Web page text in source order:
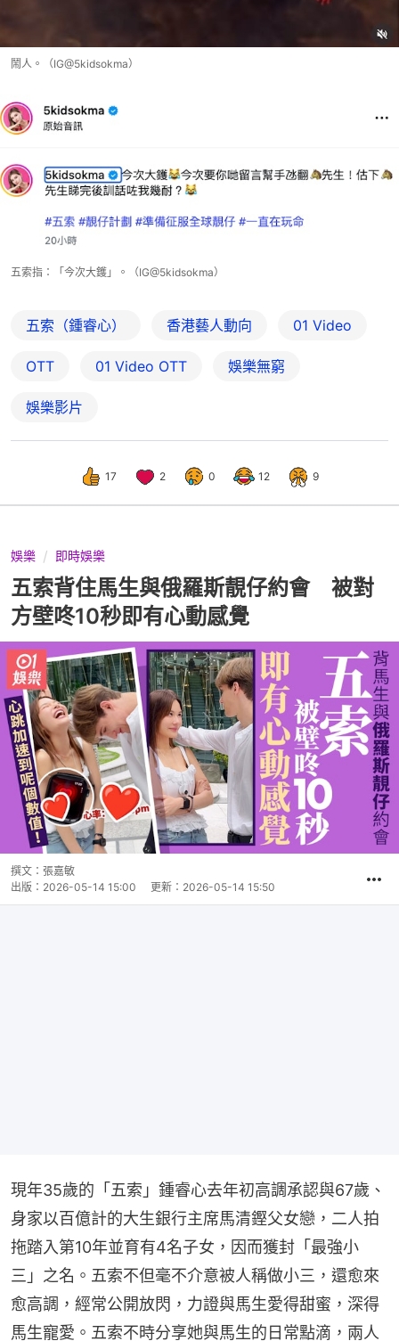
鬧人。（IG@5kidsokma）
五索指：「今次大鑊」。（IG@5kidsokma）
五索（鍾睿心） 香港藝人動向 01 Video
OTT 01‌ ‌Video‌ ‌OTT 娛樂無窮
娛樂影片
17 2 0 12 9
娛樂 即時娛樂
五索背住馬生與俄羅斯靚仔約會 被對
方壁咚10秒即有心動感覺
撰文： 張嘉敏
出版： 2026-05-14 15:00 更新： 2026-05-14 15:50
現年35歲的「五索」鍾睿心去年初高調承認與67歲、
身家以百億計的大生銀行主席馬清鏗父女戀，二人拍
拖踏入第10年並育有4名子女，因而獲封「最強小
三」之名。五索不但毫不介意被人稱做小三，還愈來
愈高調，經常公開放閃，力證與馬生愛得甜蜜，深得
馬生寵愛。五索不時分享她與馬生的日常點滴，兩人